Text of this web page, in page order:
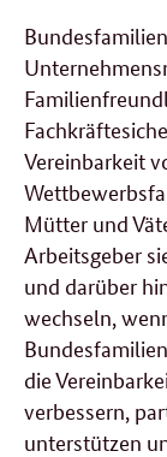
Vereinbarkeit
Mütter und
Arbeitsgeber
und darüber
wechseln,
die
verbessern,
unterstützen